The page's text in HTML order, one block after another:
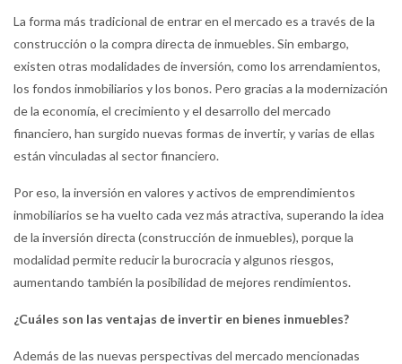
La forma más tradicional de entrar en el mercado es a través de la
construcción o la compra directa de inmuebles. Sin embargo,
existen otras modalidades de inversión, como los arrendamientos,
los fondos inmobiliarios y los bonos. Pero gracias a la modernización
de la economía, el crecimiento y el desarrollo del mercado
financiero, han surgido nuevas formas de invertir, y varias de ellas
están vinculadas al sector financiero.
Por eso, la inversión en valores y activos de emprendimientos
inmobiliarios se ha vuelto cada vez más atractiva, superando la idea
de la inversión directa (construcción de inmuebles), porque la
modalidad permite reducir la burocracia y algunos riesgos,
aumentando también la posibilidad de mejores rendimientos.
¿Cuáles son las ventajas de invertir en bienes inmuebles?
Además de las nuevas perspectivas del mercado mencionadas